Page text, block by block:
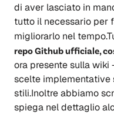
di aver lasciato in
tutto il necessario per
migliorarlo nel
repo Github ufficiale,
ora presente sulla wiki
scelte implementative
stili.Inoltre abbiamo
spiega nel dettaglio